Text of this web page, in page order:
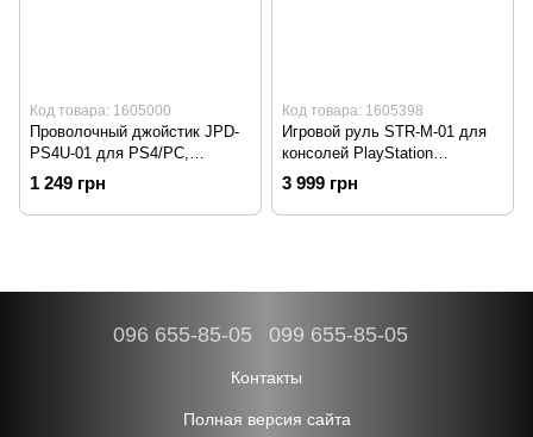
Код товара: 1605000
Проволочный джойстик JPD-
PS4U-01 для PS4/PC,
вибрация, LED подсветка,
пластик, черный JPD-PS4U-01
1 249 грн
Код товара: 1605398
Игровой руль STR-M-01 для
консолей PlayStation
3/4/SWITCH/PC STR-M-01
3 999 грн
096 655-85-05 099 655-85-05
Контакты
Полная версия сайта